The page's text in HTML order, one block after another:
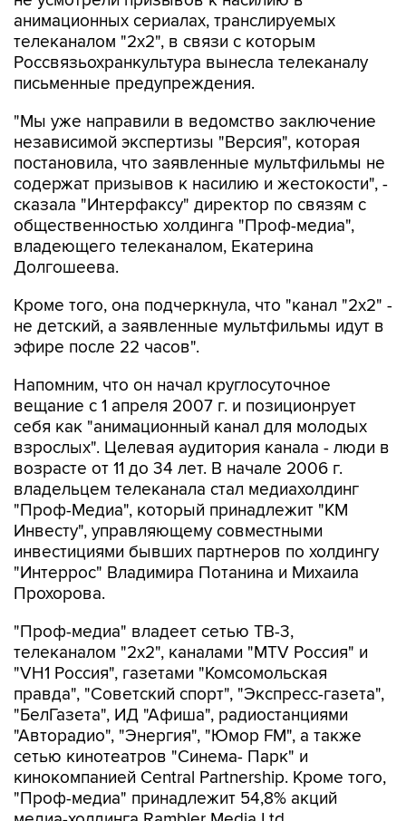
анимационных сериалах, транслируемых
телеканалом "2х2", в связи с которым
Россвязьохранкультура вынесла телеканалу
письменные предупреждения.
"Мы уже направили в ведомство заключение
независимой экспертизы "Версия", которая
постановила, что заявленные мультфильмы не
содержат призывов к насилию и жестокости", -
сказала "Интерфаксу" директор по связям с
общественностью холдинга "Проф-медиа",
владеющего телеканалом, Екатерина
Долгошеева.
Кроме того, она подчеркнула, что "канал "2х2" -
не детский, а заявленные мультфильмы идут в
эфире после 22 часов".
Напомним, что он начал круглосуточное
вещание с 1 апреля 2007 г. и позиционрует
себя как "анимационный канал для молодых
взрослых". Целевая аудитория канала - люди в
возрасте от 11 до 34 лет. В начале 2006 г.
владельцем телеканала стал медиахолдинг
"Проф-Медиа", который принадлежит "КМ
Инвесту", управляющему совместными
инвестициями бывших партнеров по холдингу
"Интеррос" Владимира Потанина и Михаила
Прохорова.
"Проф-медиа" владеет сетью ТВ-3,
телеканалом "2х2", каналами "MTV Россия" и
"VH1 Россия", газетами "Комсомольская
правда", "Советский спорт", "Экспресс-газета",
"БелГазета", ИД "Афиша", радиостанциями
"Авторадио", "Энергия", "Юмор FM", а также
сетью кинотеатров "Синема- Парк" и
кинокомпанией Central Partnership. Кроме того,
"Проф-медиа" принадлежит 54,8% акций